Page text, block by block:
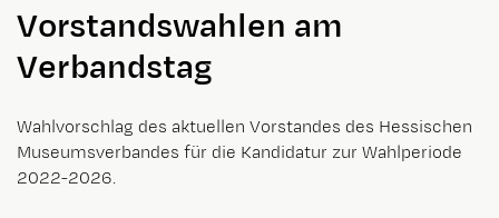
Vorstandswahlen am
Verbandstag
Wahlvorschlag des aktuellen Vorstandes des Hessischen
Museumsverbandes für die Kandidatur zur Wahlperiode
2022-2026.